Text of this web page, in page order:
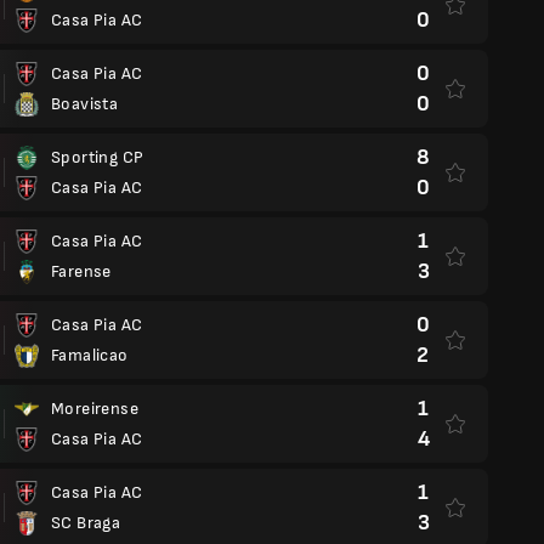
Casa Pia AC
0
Casa Pia AC
Boavista
0
0
Sporting CP
Casa Pia AC
8
0
Casa Pia AC
Farense
1
3
Casa Pia AC
Famalicao
0
2
Moreirense
Casa Pia AC
1
4
Casa Pia AC
SC Braga
1
3